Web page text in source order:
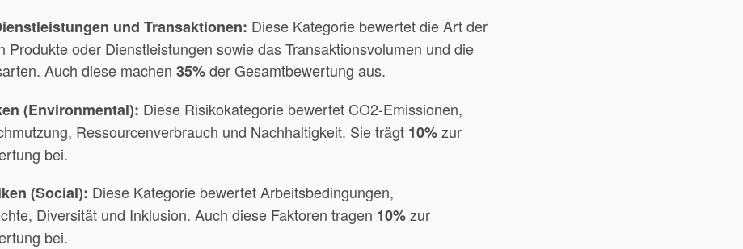
und Transaktionen: Diese Kategorie bewertet die Art der
Produkte oder Dienstleistungen sowie das Transaktionsvolumen und die
Auch diese machen 35%der Gesamtbewertung aus.
(Environmental): Diese Risikokategorie bewertet CO2-Emissionen,
Ressourcenverbrauch und Nachhaltigkeit. Sie trägt 10%zur
bei.
(Social): Diese Kategorie bewertet Arbeitsbedingungen,
Diversität und Inklusion. Auch diese Faktoren tragen 10%zur
bei.